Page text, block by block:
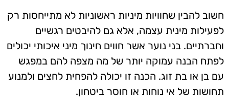
חשוב להבין שחוויות מיניות ראשוניות לא מתייחסות רק
לפעילות מינית עצמה, אלא גם להיבטים רגשיים
וחברתיים. בני נוער אשר חווים חינוך מיני איכותי יכולים
לפתח הבנה עמוקה יותר של מה מצפה להם במפגש
עם בן או בת זוג. הכנה זו יכולה להפחית לחצים ולמנוע
תחושות של אי נוחות או חוסר ביטחון.